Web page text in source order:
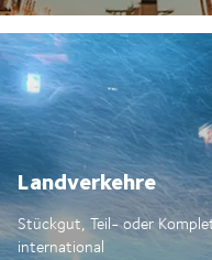
Landverkehre
Stückgut, Teil- oder
international